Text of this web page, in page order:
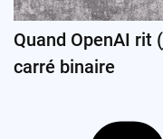
Quand OpenAI rit
carré binaire